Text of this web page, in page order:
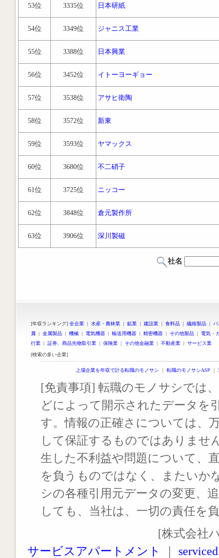
53位 3335位 日本研紙
54位 3349位 ジャニス工業
55位 3388位 日本興業
56位 3452位 イトーヨーギョー
57位 3538位 アサヒ衛陶
58位 3572位 新東
59位 3593位 ヤマックス
60位 3680位 不二硝子
61位 3725位 ニッコー
62位 3848位 倉元製作所
63位 3906位 深川製磁
社名
[年収ランキング] 全企業 | 水産・農林業 | 鉱業 | 建設業 | 食料品 | 繊維製品 |
属 | 金属製品 | 機械 | 電気機器 | 輸送用機器 | 精密機器 | その他製品 | 電気・
行業 | 証券、商品先物取引業 | 保険業 | その他金融業 | 不動産業 | サービス業
[検索の多い企業]
上場企業を年収で計る転職のモノサシ ｜ 転職のモノサシASP ｜
[免責事項] 転職のモノサシでは
どによって開示されたデータを
す。情報の正確さについては、
して保証するものではありませ
生した不利益や問題について、
を負うものではなく、またいか
シの各種引用元データの変更、
しても、当社は、一切の責任を
[株式会社
サービスアパートメント